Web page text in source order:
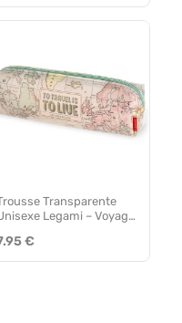
Transparente
Legami – Voyage
€